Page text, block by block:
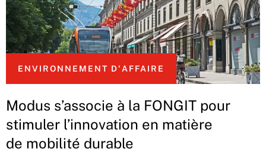
ENVIRONNEMENT D'AFFAIRE
Modus s’associe à la FONGIT pour
stimuler l’innovation en matière
de mobilité durable